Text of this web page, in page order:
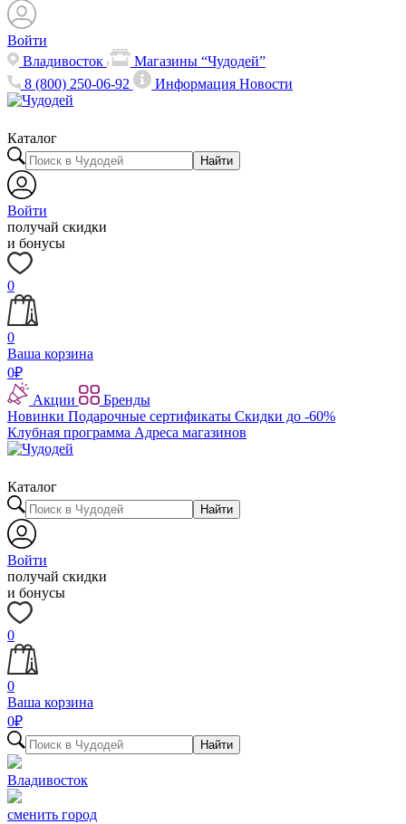
Войти
Владивосток
Магазины “Чудодей”
8 (800) 250-06-92
ИнформацияНовости
Каталог
Найти
Войти
получай скидки
и бонусы
0
0
Ваша корзина
0₽
Акции
Бренды
Новинки Подарочные сертификаты Скидки до -60%
Клубная программа Адреса магазинов
Каталог
Найти
Войти
получай скидки
и бонусы
0
0
Ваша корзина
0₽
Найти
Владивосток
сменить город